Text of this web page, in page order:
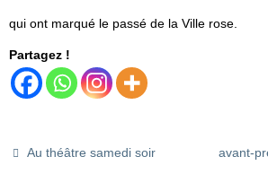
qui ont marqué le passé de la Ville rose.
Partagez !
Au théâtre samedi soir
avant-